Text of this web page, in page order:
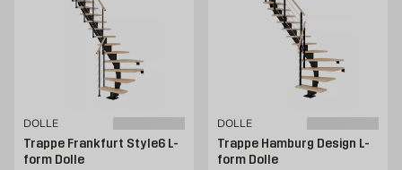
DOLLE
Trappe Frankfurt Style6 L-
form Dolle
DOLLE
Trappe Hamburg Design L-
form Dolle